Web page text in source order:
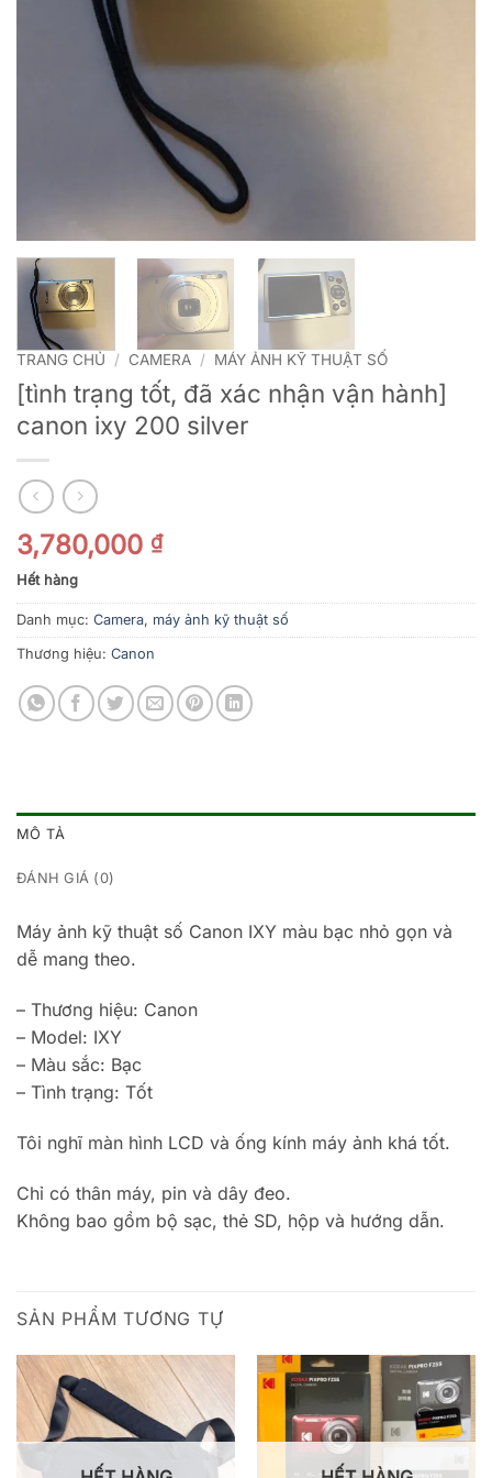
TRANG CHỦ / CAMERA / MÁY ẢNH KỸ THUẬT SỐ
[tình trạng tốt, đã xác nhận vận hành]
canon ixy 200 silver
3,780,000 ₫
Hết hàng
Danh mục: Camera, máy ảnh kỹ thuật số
Thương hiệu: Canon
MÔ TẢ
ĐÁNH GIÁ (0)
Máy ảnh kỹ thuật số Canon IXY màu bạc nhỏ gọn và
dễ mang theo.
– Thương hiệu: Canon
– Model: IXY
– Màu sắc: Bạc
– Tình trạng: Tốt
Tôi nghĩ màn hình LCD và ống kính máy ảnh khá tốt.
Chỉ có thân máy, pin và dây đeo.
Không bao gồm bộ sạc, thẻ SD, hộp và hướng dẫn.
SẢN PHẨM TƯƠNG TỰ